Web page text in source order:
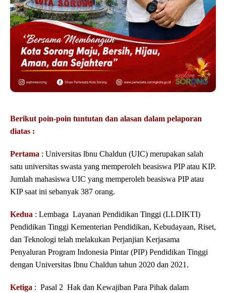
Berikut poin-poin tuntutan dan alasan dalam pelaporan
diatas :
Pertama : Universitas lbnu Chaldun (UIC) merupakan salah
satu universitas swasta yang memperoleh beasiswa PIP atau KIP.
Jumlah mahasiswa UIC yang memperoleh beasiswa PIP atau
KIP saat ini sebanyak 387 orang.
Kedua : Lembaga Layanan Pendidikan Tinggi (LLDIKTI)
Pendidikan Tinggi Kementerian Pendidikan, Kebudayaan, Riset,
dan Teknologi telah melakukan Perjanjian Kerjasama
Penyaluran Program Indonesia Pintar (PIP) Pendidikan Tinggi
dengan Universitas Ibnu Chaldun tahun 2020 dan 2021.
Ketiga : Pasal 2 Hak dan Kewajiban Para Pihak dalam